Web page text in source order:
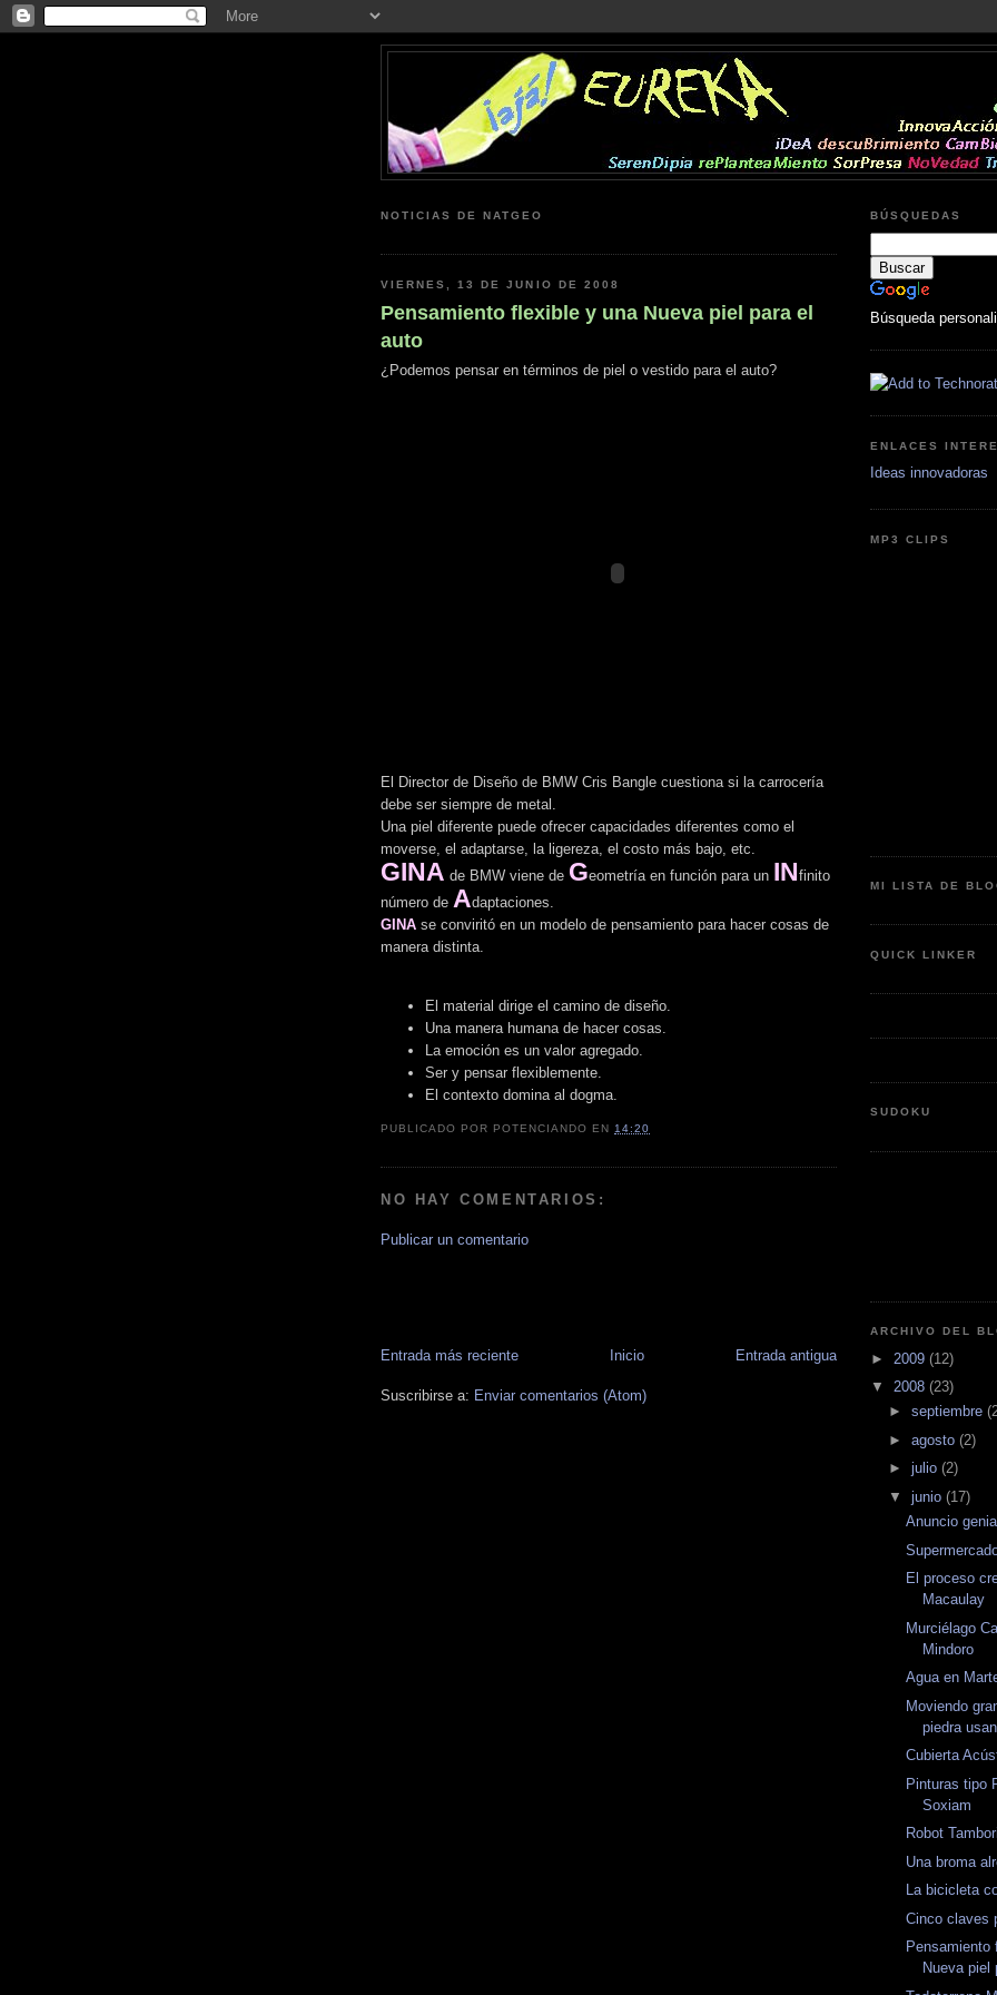
NOTICIAS DE NATGEO
VIERNES, 13 DE JUNIO DE 2008
Pensamiento flexible y una Nueva piel para el
auto
¿Podemos pensar en términos de piel o vestido para el auto?
El Director de Diseño de BMW Cris Bangle cuestiona si la carrocería
debe ser siempre de metal.
Una piel diferente puede ofrecer capacidades diferentes como el
moverse, el adaptarse, la ligereza, el costo más bajo, etc.
GINA de BMW viene de Geometría en función para un INfinito
número de Adaptaciones.
GINA se conviritó en un modelo de pensamiento para hacer cosas de
manera distinta.
El material dirige el camino de diseño.
Una manera humana de hacer cosas.
La emoción es un valor agregado.
Ser y pensar flexiblemente.
El contexto domina al dogma.
PUBLICADO POR POTENCIANDO EN14:20
NO HAY COMENTARIOS:
Publicar un comentario
Entrada más reciente Entrada antigua
Inicio
Suscribirse a: Enviar comentarios (Atom)
BÚSQUEDAS
Búsqueda
ENLACES
Ideas innovadoras
MP3 CLIPS
MI LISTA DE
QUICK LINKER
SUDOKU
ARCHIVO DEL
► 2009 (12)
▼ 2008 (23)
► septiembre
► agosto (2)
► julio (2)
▼ junio (17)
Anuncio
El proceso
Macaulay
Murciélago
Mindoro
Agua en
Moviendo
piedra
Cubierta
Pinturas tipo
Soxiam
Robot
Una broma
La bicicleta
Cinco claves
Pensamiento
Nueva piel